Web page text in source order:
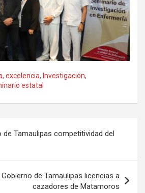
, excelencia, Investigación,
estatal
de Tamaulipas competitividad del
de Tamaulipas licencias a
cazadores de Matamoros